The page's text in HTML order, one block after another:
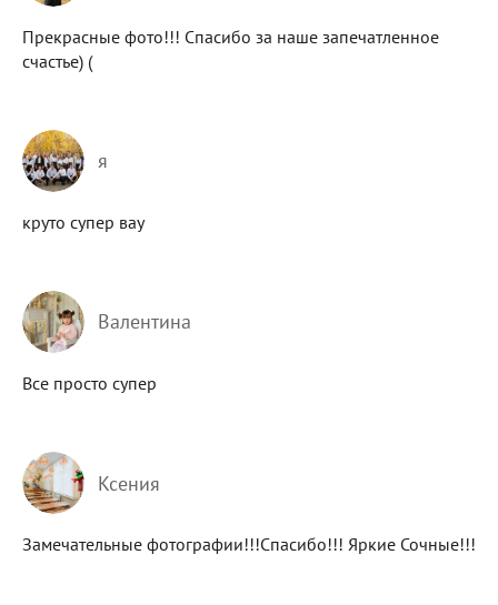
Прекрасные фото!!! Спасибо за наше запечатленное
счастье) (
я
круто супер вау
Валентина
Все просто супер
Ксения
Замечательные фотографии!!!Спасибо!!! Яркие Сочные!!!